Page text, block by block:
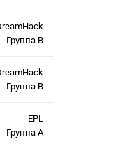
Группа B
Группа B
EPL
Группа A